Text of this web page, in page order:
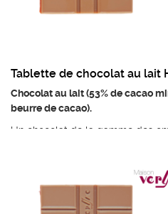
Tablette de chocolat au lait
Chocolat au lait (53% de cacao
beurre de cacao).
Un chocolat de la gamme des
roux, beurre de cacao, lait entier
(France), vanille de Madagascar